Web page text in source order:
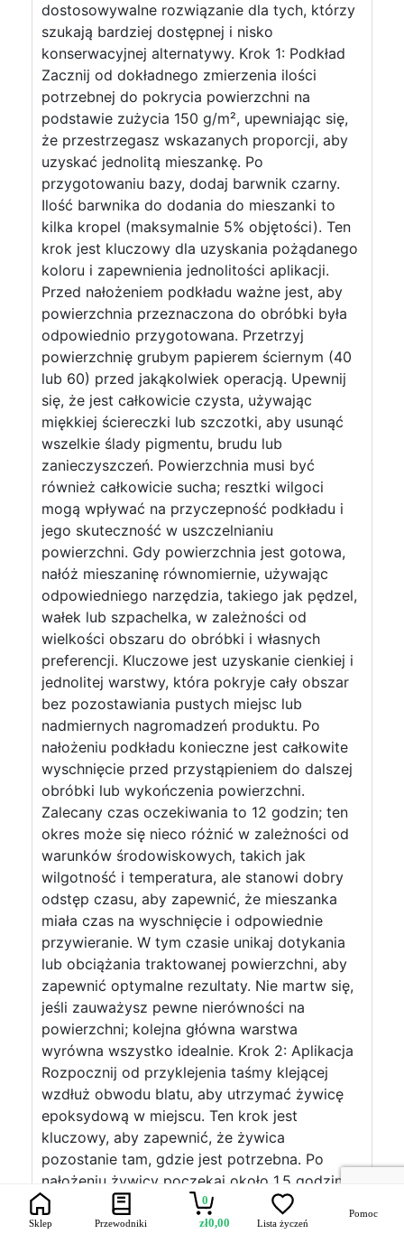
dostosowywalne rozwiązanie dla tych, którzy
szukają bardziej dostępnej i nisko
konserwacyjnej alternatywy. Krok 1: Podkład
Zacznij od dokładnego zmierzenia ilości
potrzebnej do pokrycia powierzchni na
podstawie zużycia 150 g/m², upewniając się,
że przestrzegasz wskazanych proporcji, aby
uzyskać jednolitą mieszankę. Po
przygotowaniu bazy, dodaj barwnik czarny.
Ilość barwnika do dodania do mieszanki to
kilka kropel (maksymalnie 5% objętości). Ten
krok jest kluczowy dla uzyskania pożądanego
koloru i zapewnienia jednolitości aplikacji.
Przed nałożeniem podkładu ważne jest, aby
powierzchnia przeznaczona do obróbki była
odpowiednio przygotowana. Przetrzyj
powierzchnię grubym papierem ściernym (40
lub 60) przed jakąkolwiek operacją. Upewnij
się, że jest całkowicie czysta, używając
miękkiej ściereczki lub szczotki, aby usunąć
wszelkie ślady pigmentu, brudu lub
zanieczyszczeń. Powierzchnia musi być
również całkowicie sucha; resztki wilgoci
mogą wpływać na przyczepność podkładu i
jego skuteczność w uszczelnianiu
powierzchni. Gdy powierzchnia jest gotowa,
nałóż mieszaninę równomiernie, używając
odpowiedniego narzędzia, takiego jak pędzel,
wałek lub szpachelka, w zależności od
wielkości obszaru do obróbki i własnych
preferencji. Kluczowe jest uzyskanie cienkiej i
jednolitej warstwy, która pokryje cały obszar
bez pozostawiania pustych miejsc lub
nadmiernych nagromadzeń produktu. Po
nałożeniu podkładu konieczne jest całkowite
wyschnięcie przed przystąpieniem do dalszej
obróbki lub wykończenia powierzchni.
Zalecany czas oczekiwania to 12 godzin; ten
okres może się nieco różnić w zależności od
warunków środowiskowych, takich jak
wilgotność i temperatura, ale stanowi dobry
odstęp czasu, aby zapewnić, że mieszanka
miała czas na wyschnięcie i odpowiednie
przywieranie. W tym czasie unikaj dotykania
lub obciążania traktowanej powierzchni, aby
zapewnić optymalne rezultaty. Nie martw się,
jeśli zauważysz pewne nierówności na
powierzchni; kolejna główna warstwa
wyrówna wszystko idealnie. Krok 2: Aplikacja
Rozpocznij od przyklejenia taśmy klejącej
wzdłuż obwodu blatu, aby utrzymać żywicę
epoksydową w miejscu. Ten krok jest
kluczowy, aby zapewnić, że żywica
pozostanie tam, gdzie jest potrzebna. Po
nałożeniu żywicy poczekaj około 1,5 godziny
przed delikatnym usunięciem taśmy klejącej.
Aby zapewnić równomierne i pełne pokrycie,
Sklep Przewodniki
0
zł0,00 Lista życzeń
Pomoc